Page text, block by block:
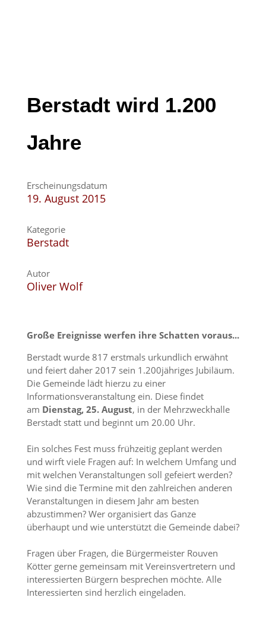
Berstadt wird 1.200
Jahre
Erscheinungsdatum
19. August 2015
Kategorie
Berstadt
Autor
Oliver Wolf
Große Ereignisse werfen ihre Schatten voraus...
Berstadt wurde 817 erstmals urkundlich erwähnt
und feiert daher 2017 sein 1.200jähriges Jubiläum.
Die Gemeinde lädt hierzu zu einer
Informationsveranstaltung ein. Diese findet
am Dienstag, 25. August, in der Mehrzweckhalle
Berstadt statt und beginnt um 20.00 Uhr.
Ein solches Fest muss frühzeitig geplant werden
und wirft viele Fragen auf: In welchem Umfang und
mit welchen Veranstaltungen soll gefeiert werden?
Wie sind die Termine mit den zahlreichen anderen
Veranstaltungen in diesem Jahr am besten
abzustimmen? Wer organisiert das Ganze
überhaupt und wie unterstützt die Gemeinde dabei?
Fragen über Fragen, die Bürgermeister Rouven
Kötter gerne gemeinsam mit Vereinsvertretern und
interessierten Bürgern besprechen möchte. Alle
Interessierten sind herzlich eingeladen.